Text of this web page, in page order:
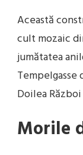
Această
cult mozaic
jumătatea
Doilea
Morile